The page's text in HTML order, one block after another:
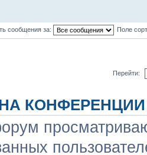
сообщения за: Поле
Перейти:
КОНФЕРЕНЦИИ